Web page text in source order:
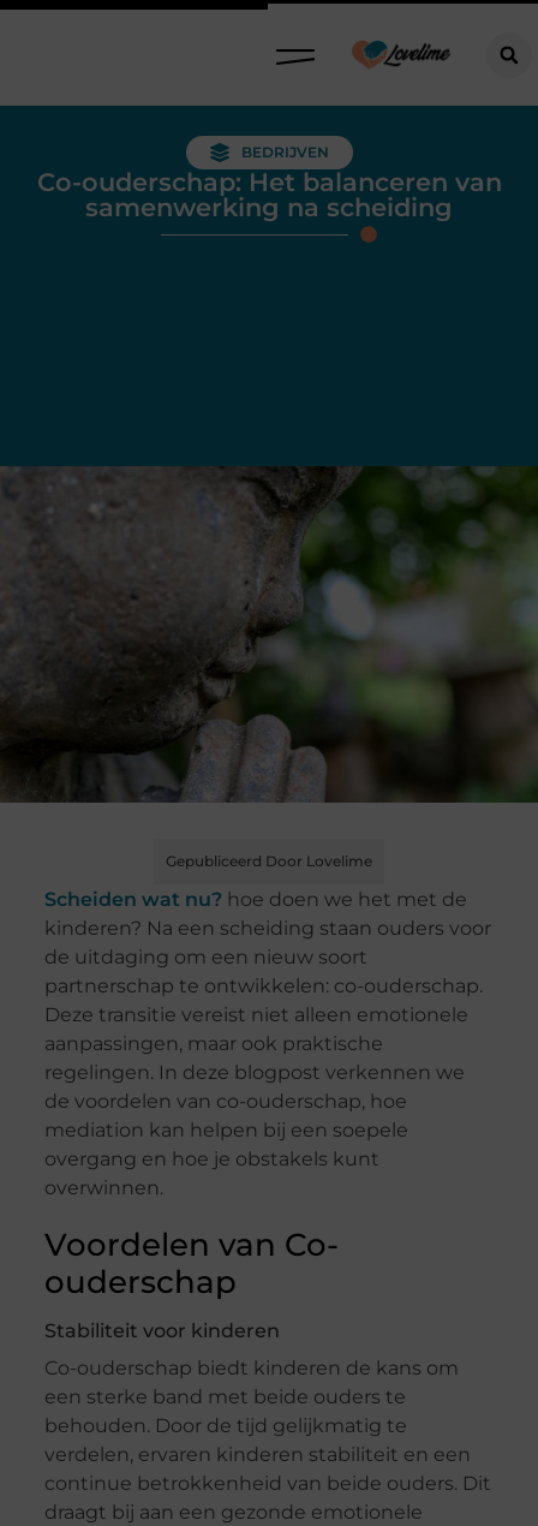
BEDRIJVEN
Co-ouderschap: Het balanceren van
samenwerking na scheiding
Gepubliceerd Door Lovelime
Scheiden wat nu? hoe doen we het met de
kinderen? Na een scheiding staan ouders voor
de uitdaging om een nieuw soort
partnerschap te ontwikkelen: co-ouderschap.
Deze transitie vereist niet alleen emotionele
aanpassingen, maar ook praktische
regelingen. In deze blogpost verkennen we
de voordelen van co-ouderschap, hoe
mediation kan helpen bij een soepele
overgang en hoe je obstakels kunt
overwinnen.
Voordelen van Co-
ouderschap
Stabiliteit voor kinderen
Co-ouderschap biedt kinderen de kans om
een sterke band met beide ouders te
behouden. Door de tijd gelijkmatig te
verdelen, ervaren kinderen stabiliteit en een
continue betrokkenheid van beide ouders. Dit
draagt bij aan een gezonde emotionele